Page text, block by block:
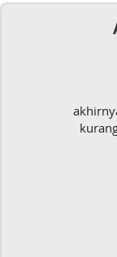
akhirnya
kurang